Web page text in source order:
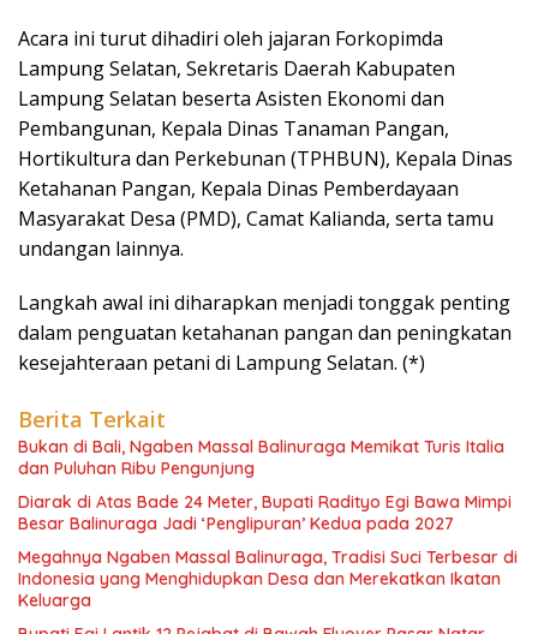
Acara ini turut dihadiri oleh jajaran Forkopimda
Lampung Selatan, Sekretaris Daerah Kabupaten
Lampung Selatan beserta Asisten Ekonomi dan
Pembangunan, Kepala Dinas Tanaman Pangan,
Hortikultura dan Perkebunan (TPHBUN), Kepala Dinas
Ketahanan Pangan, Kepala Dinas Pemberdayaan
Masyarakat Desa (PMD), Camat Kalianda, serta tamu
undangan lainnya.
Langkah awal ini diharapkan menjadi tonggak penting
dalam penguatan ketahanan pangan dan peningkatan
kesejahteraan petani di Lampung Selatan. (*)
Berita Terkait
Bukan di Bali, Ngaben Massal Balinuraga Memikat Turis Italia
dan Puluhan Ribu Pengunjung
Diarak di Atas Bade 24 Meter, Bupati Radityo Egi Bawa Mimpi
Besar Balinuraga Jadi ‘Penglipuran’ Kedua pada 2027
Megahnya Ngaben Massal Balinuraga, Tradisi Suci Terbesar di
Indonesia yang Menghidupkan Desa dan Merekatkan Ikatan
Keluarga